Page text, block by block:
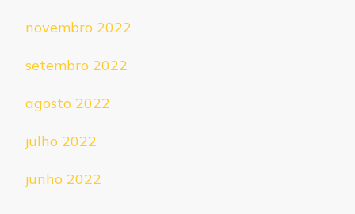
novembro 2022
setembro 2022
agosto 2022
julho 2022
junho 2022